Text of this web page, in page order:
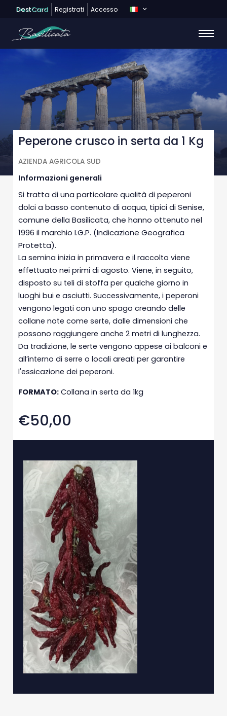
DestCard Registrati Accesso
Peperone crusco in serta da 1 Kg
AZIENDA AGRICOLA SUD
Informazioni generali
Si tratta di una particolare qualità di peperoni
dolci a basso contenuto di acqua, tipici di Senise,
comune della Basilicata, che hanno ottenuto nel
1996 il marchio I.G.P. (Indicazione Geografica
Protetta).
La semina inizia in primavera e il raccolto viene
effettuato nei primi di agosto. Viene, in seguito,
disposto su teli di stoffa per qualche giorno in
luoghi bui e asciutti. Successivamente, i peperoni
vengono legati con uno spago creando delle
collane note come serte, dalle dimensioni che
possono raggiungere anche 2 metri di lunghezza.
Da tradizione, le serte vengono appese ai balconi e
all’interno di serre o locali areati per garantire
l'essicazione dei peperoni.
FORMATO: Collana in serta da 1kg
€50,00